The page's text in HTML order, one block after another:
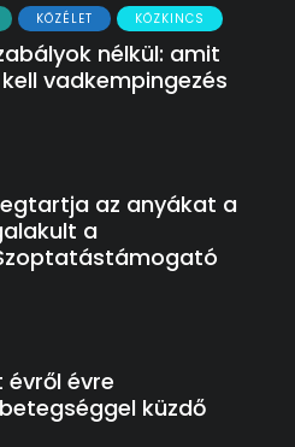
KÖZÉLET KÖZKINCS
nélkül: amit
vadkempingezés
az anyákat a
a
évre
küzdő